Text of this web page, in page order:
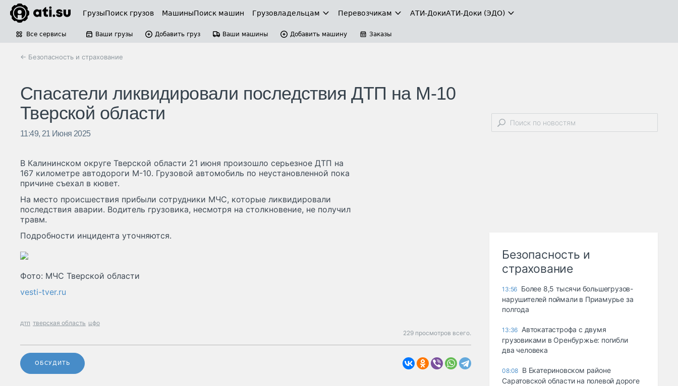
ГрузыПоиск грузов МашиныПоиск машин Грузовладельцам Перевозчикам АТИ-ДокиАТИ-Доки (ЭДО)
Все сервисы Ваши грузы Добавить груз Ваши машины Добавить машину Заказы
← Безопасность и страхование
Спасатели ликвидировали последствия ДТП на М-10
Тверской области
11:49, 21 Июня 2025
В Калининском округе Тверской области 21 июня произошло серьезное ДТП на
167 километре автодороги М-10. Грузовой автомобиль по неустановленной пока
причине съехал в кювет.
На место происшествия прибыли сотрудники МЧС, которые ликвидировали
последствия аварии. Водитель грузовика, несмотря на столкновение, не получил
травм.
Подробности инцидента уточняются.
Фото: МЧС Тверской области
vesti-tver.ru
дтп тверская область цфо
229 просмотров всего.
ОБСУДИТЬ
Безопасность и
страхование
13:56 Более 8,5 тысячи большегрузов-
нарушителей поймали в Приамурье за
полгода
13:36 Автокатастрофа с двумя
грузовиками в Оренбуржье: погибли
два человека
08:08 В Екатериновском районе
Саратовской области на полевой дороге